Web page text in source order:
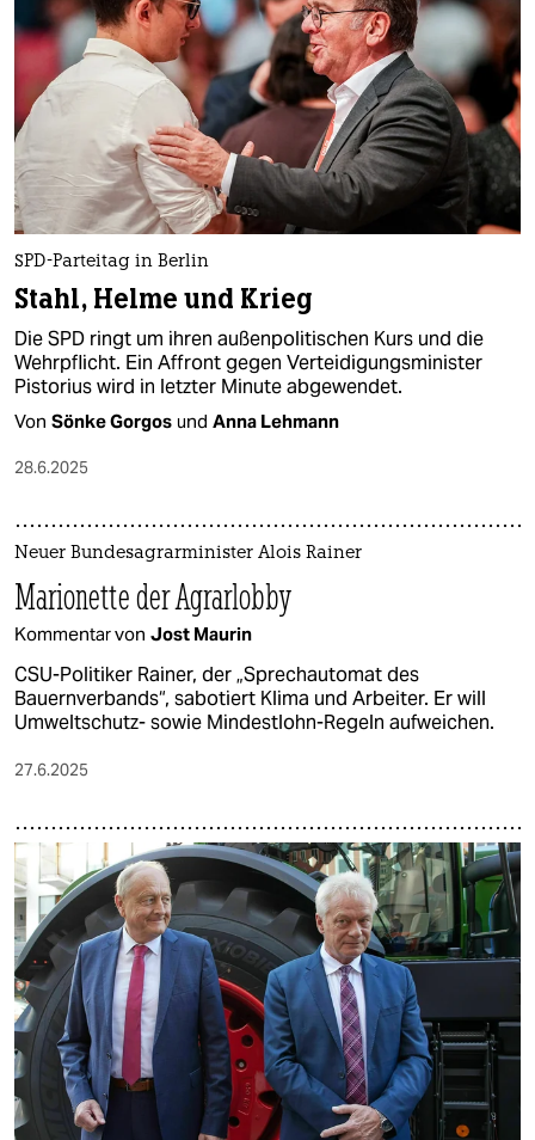
SPD-Parteitag in Berlin
Stahl, Helme und Krieg
Die SPD ringt um ihren außenpolitischen Kurs und die
Wehrpflicht. Ein Affront gegen Verteidigungsminister
Pistorius wird in letzter Minute abgewendet.
Von Sönke Gorgos und Anna Lehmann
28.6.2025
Neuer Bundesagrarminister Alois Rainer
Marionette der Agrarlobby
Kommentar von Jost Maurin
CSU-Politiker Rainer, der „Sprechautomat des
Bauernverbands“, sabotiert Klima und Arbeiter. Er will
Umweltschutz- sowie Mindestlohn-Regeln aufweichen.
27.6.2025